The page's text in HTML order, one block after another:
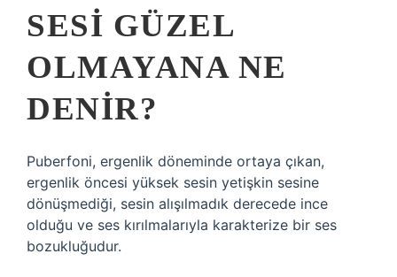
SESI GÜZEL
OLMAYANA NE
DENIR?
Puberfoni, ergenlik döneminde ortaya çıkan,
ergenlik öncesi yüksek sesin yetişkin sesine
dönüşmediği, sesin alışılmadık derecede ince
olduğu ve ses kırılmalarıyla karakterize bir ses
bozukluğudur.